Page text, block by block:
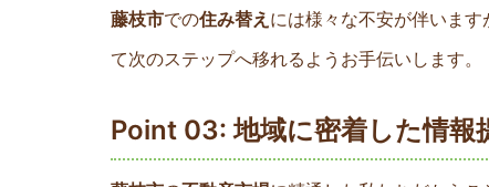
藤枝市での住み替え には様々な不安が伴います
て次のステップへ移れるようお手伝いします。
Point 03: 地域に密着した情報